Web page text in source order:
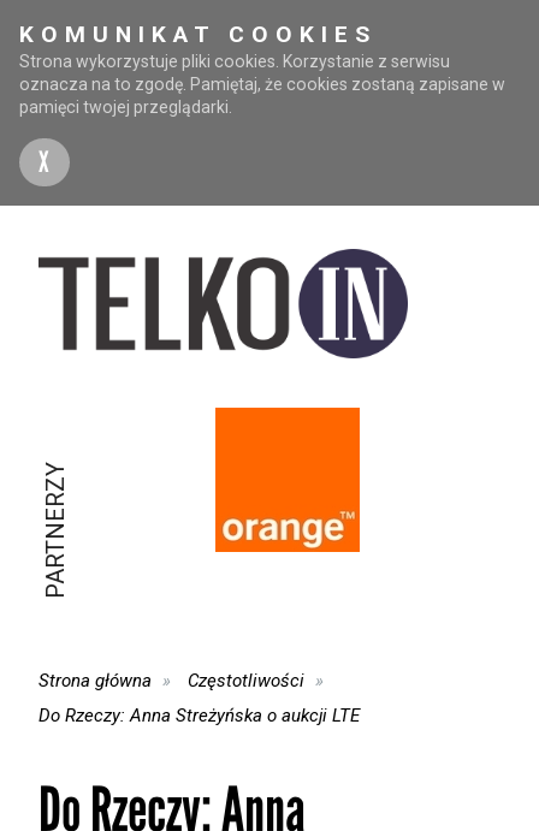
KOMUNIKAT COOKIES
Strona wykorzystuje pliki cookies. Korzystanie z serwisu
oznacza na to zgodę. Pamiętaj, że cookies zostaną zapisane w
pamięci twojej przeglądarki.
X
PARTNERZY
Strona główna
Częstotliwości
Do Rzeczy: Anna Streżyńska o aukcji LTE
Do Rzeczy: Anna